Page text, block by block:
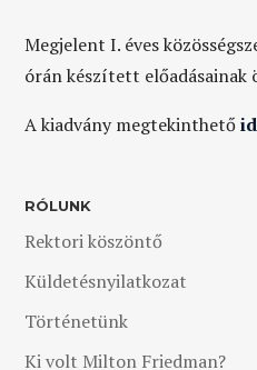
Megjelent I. éves
órán készített előadásainak
A kiadvány megtekinthető
RÓLUNK
Rektori köszöntő
Küldetésnyilatkozat
Történetünk
Ki volt Milton Friedman?